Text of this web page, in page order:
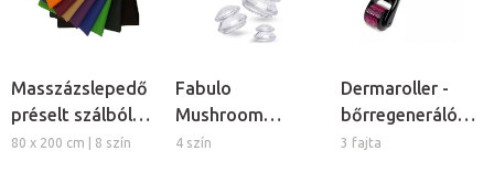
Masszázslepedő
préselt szálból,
5db
80 x 200 cm | 8 szín
Fabulo
Mushroom
gomba alakú
4 szín
Dermaroller -
bőrregeneráló
tűs henger
3 fajta